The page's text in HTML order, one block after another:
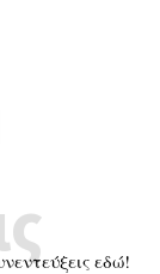
εδώ!